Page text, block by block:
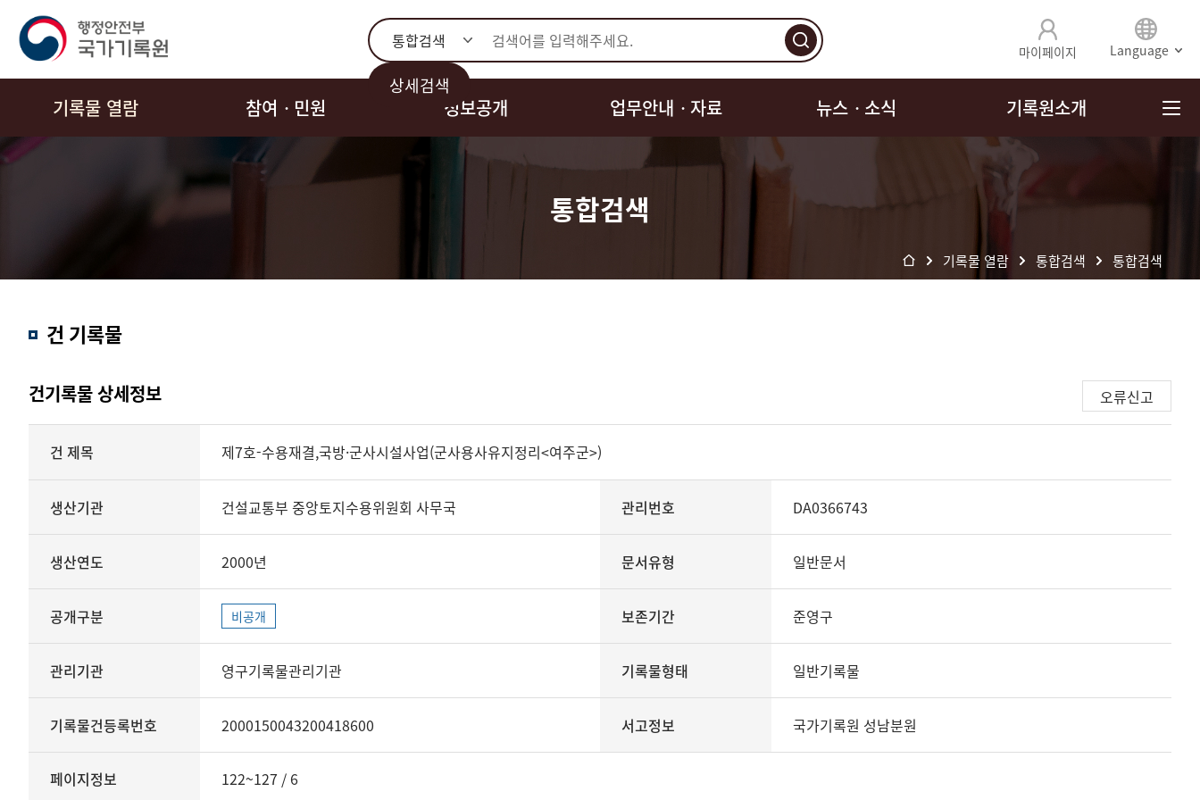
통합검색
상세검색
마이페이지 Language
기록물 열람 참여ㆍ민원 정보공개 업무안내ㆍ자료 뉴스ㆍ소식 기록원소개
통합검색
기록물 열람 통합검색 통합검색
검색건 기록물
건기록물 상세정보
오류신고
건 제목 제7호-수용재결,국방·군사시설사업(군사용사유지정리<여주군>)
생산기관 건설교통부 중앙토지수용위원회 사무국 관리번호 DA0366743
생산연도 2000년 문서유형 일반문서
공개구분 비공개 보존기간 준영구
관리기관 영구기록물관리기관 기록물형태 일반기록물
기록물건등록번호 2000150043200418600 서고정보 국가기록원 성남분원
페이지정보 122~127 / 6